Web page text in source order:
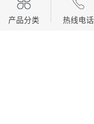
产品推荐
产品分类 热线电话